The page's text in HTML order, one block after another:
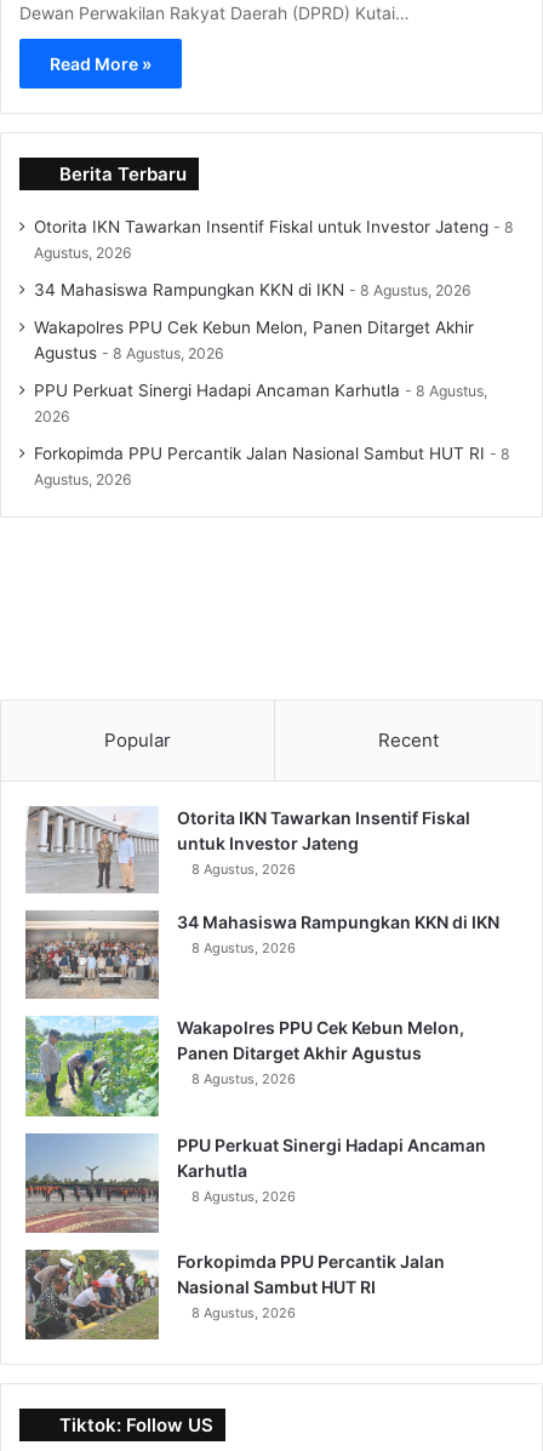
Dewan Perwakilan Rakyat Daerah (DPRD) Kutai…
Read More »
Berita Terbaru
Otorita IKN Tawarkan Insentif Fiskal untuk Investor Jateng
8
Agustus, 2026
34 Mahasiswa Rampungkan KKN di IKN 8 Agustus, 2026
Wakapolres PPU Cek Kebun Melon, Panen Ditarget Akhir
Agustus
8 Agustus, 2026
PPU Perkuat Sinergi Hadapi Ancaman Karhutla
8 Agustus,
2026
Forkopimda PPU Percantik Jalan Nasional Sambut HUT RI
8
Agustus, 2026
Popular Recent
Otorita IKN Tawarkan Insentif Fiskal
untuk Investor Jateng
8 Agustus, 2026
34 Mahasiswa Rampungkan KKN di IKN
8 Agustus, 2026
Wakapolres PPU Cek Kebun Melon,
Panen Ditarget Akhir Agustus
8 Agustus, 2026
PPU Perkuat Sinergi Hadapi Ancaman
Karhutla
8 Agustus, 2026
Forkopimda PPU Percantik Jalan
Nasional Sambut HUT RI
8 Agustus, 2026
Tiktok: Follow US